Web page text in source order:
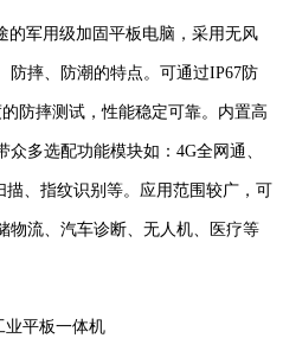
军用级加固平板电脑，采用无风
防摔、防潮的特点。可通过IP67防
防摔测试，性能稳定可靠。内置高
多选配功能模块如：4G全网通、
描、指纹识别等。应用范围较广，可
物流、汽车诊断、无人机、医疗等
平板一体机